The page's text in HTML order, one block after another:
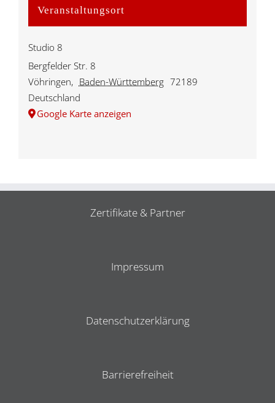
Veranstaltungsort
Studio 8
Bergfelder Str. 8
Vöhringen, Baden-Württemberg 72189
Deutschland
Google Karte anzeigen
Zertifikate & Partner
Impressum
Datenschutzerklärung
Barrierefreiheit